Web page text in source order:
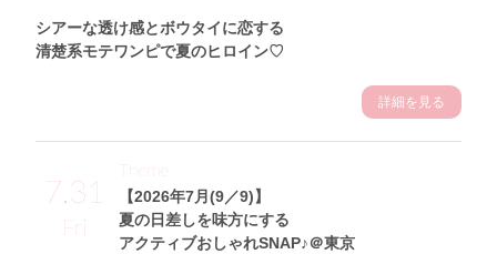
シアーな透け感とボウタイに恋する
清楚系モテワンピで夏のヒロイン♡
詳細を見る
7.31
Fri
【2026年7月(9／9)】
夏の日差しを味方にする
アクティブおしゃれSNAP♪＠東京
Theme